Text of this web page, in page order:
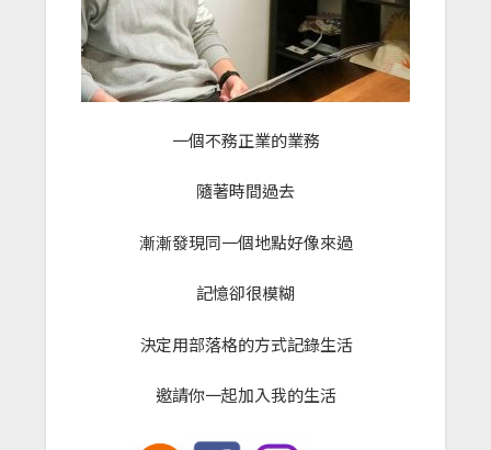
一個不務正業的業務
隨著時間過去
漸漸發現同一個地點好像來過
記憶卻很模糊
決定用部落格的方式記錄生活
邀請你一起加入我的生活